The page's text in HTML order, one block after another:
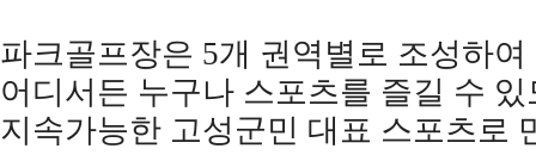
파크골프장은 5개 권역별로 조성하여
어디서든 누구나 스포츠를 즐길 수 있
지속가능한 고성군민 대표 스포츠로